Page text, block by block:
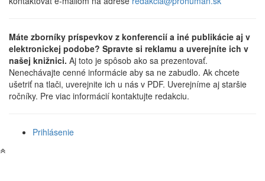
Máte zborníky príspevkov z konferencií a iné publikácie aj v
elektronickej podobe? Spravte si reklamu a uverejníte ich v
našej knižnici. Aj toto je spôsob ako sa prezentovať.
Nenechávajte cenné informácie aby sa ne zabudlo. Ak chcete
ušetriť na tlači, uverejnite ich u nás v PDF. Uverejníme aj staršie
ročníky. Pre viac informácií kontaktujte redakciu.
Prihlásenie